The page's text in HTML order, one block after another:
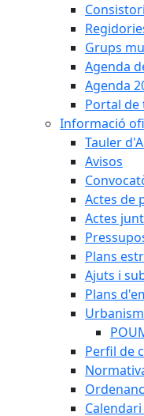
Consistori
Grups
Agenda
Agenda
Portal de
Informació
Tauler
Avisos
Actes de
Actes
Plans
Ajuts i
Plans
Perfil de